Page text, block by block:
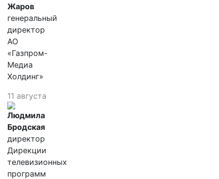
Жаров
генеральный
директор
АО
«Газпром-
Медиа
Холдинг»
11 августа
Людмила
Бродская
директор
Дирекции
телевизионных
программ